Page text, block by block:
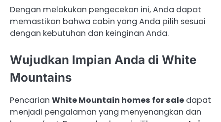
Dengan melakukan pengecekan ini, Anda dapat
memastikan bahwa cabin yang Anda pilih sesuai
dengan kebutuhan dan keinginan Anda.
Wujudkan Impian Anda di White
Mountains
Pencarian White Mountain homes for sale dapat
menjadi pengalaman yang menyenangkan dan